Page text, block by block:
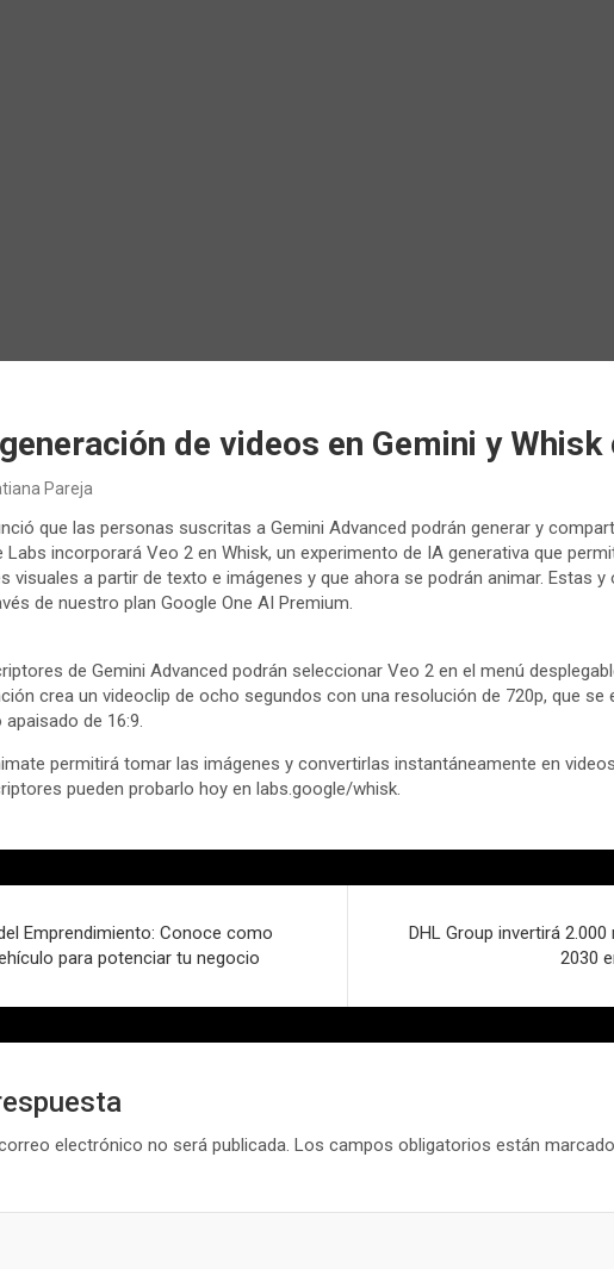
de videos en Gemini y Whisk
Pareja
que las personas suscritas a Gemini Advanced podrán generar y
Labs incorporará Veo 2 en Whisk, un experimento de IA generativa que
visuales a partir de texto e imágenes y que ahora se podrán animar. Estas
de nuestro plan Google One AI Premium.
de Gemini Advanced podrán seleccionar Veo 2 en el menú
crea un videoclip de ocho segundos con una resolución de 720p, que
de 16:9.
permitirá tomar las imágenes y convertirlas instantáneamente en
pueden probarlo hoy en labs.google/whisk.
Emprendimiento: Conoce como
para potenciar tu negocio
DHL Group invertirá
2030
electrónico no será publicada. Los campos obligatorios están